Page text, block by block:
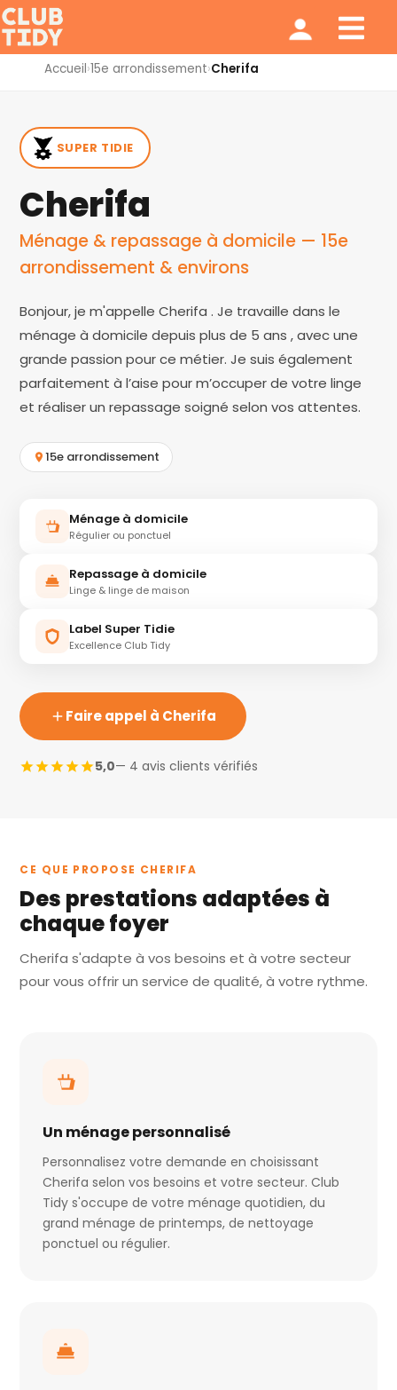
Accueil›15e arrondissement›Cherifa
SUPER TIDIE
Cherifa
Ménage & repassage à domicile — 15e
arrondissement & environs
Bonjour, je m'appelle Cherifa . Je travaille dans le
ménage à domicile depuis plus de 5 ans , avec une
grande passion pour ce métier. Je suis également
parfaitement à l’aise pour m’occuper de votre linge
et réaliser un repassage soigné selon vos attentes.
15e arrondissement
Ménage à domicile
Régulier ou ponctuel
Repassage à domicile
Linge & linge de maison
Label Super Tidie
Excellence Club Tidy
Faire appel à Cherifa
5,0— 4 avis clients vérifiés
CE QUE PROPOSE CHERIFA
Des prestations adaptées à
chaque foyer
Cherifa s'adapte à vos besoins et à votre secteur
pour vous offrir un service de qualité, à votre rythme.
Un ménage personnalisé
Personnalisez votre demande en choisissant
Cherifa selon vos besoins et votre secteur. Club
Tidy s'occupe de votre ménage quotidien, du
grand ménage de printemps, de nettoyage
ponctuel ou régulier.